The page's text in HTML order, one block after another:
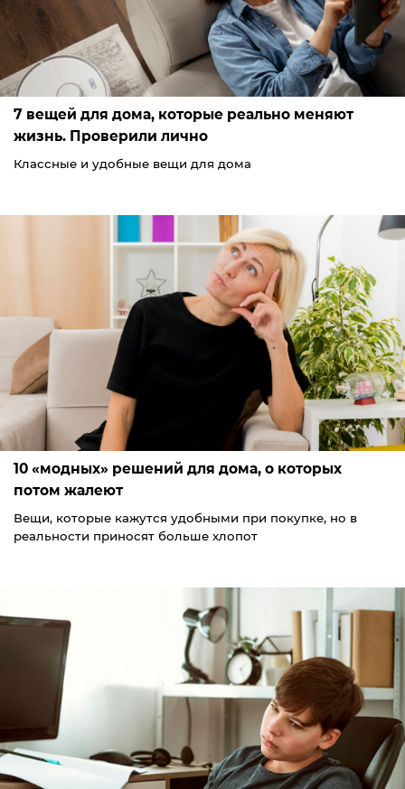
7 вещей для дома, которые реально меняют
жизнь. Проверили лично
Классные и удобные вещи для дома
10 «модных» решений для дома, о которых
потом жалеют
Вещи, которые кажутся удобными при покупке, но в
реальности приносят больше хлопот